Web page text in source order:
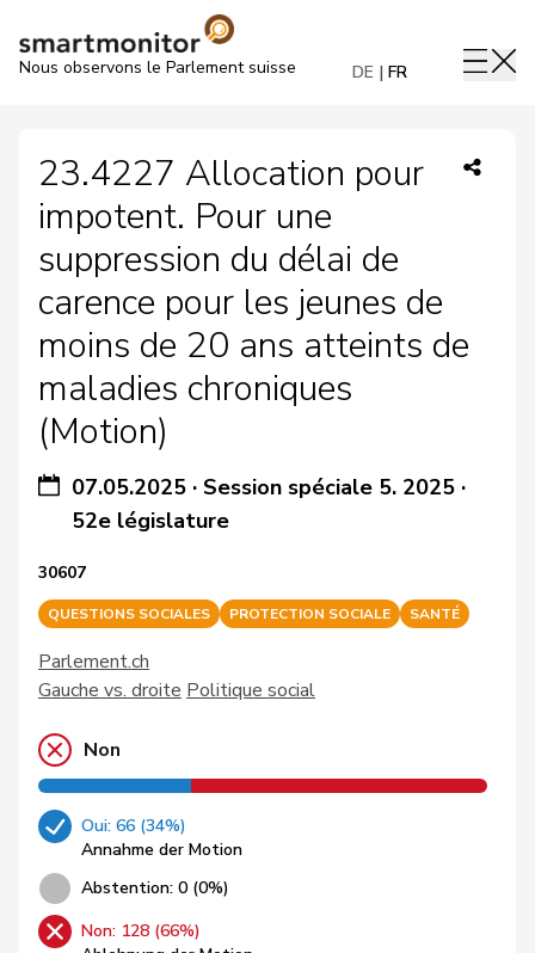
Nous observons le Parlement suisse DE FR
23.4227 Allocation pour
impotent. Pour une
suppression du délai de
carence pour les jeunes de
moins de 20 ans atteints de
maladies chroniques
(Motion)
07.05.2025· Session spéciale 5. 2025·
52e législature
30607
QUESTIONS SOCIALES PROTECTION SOCIALE SANTÉ
Parlement.ch
Gauche vs. droite Politique social
Non
Oui: 66 (34%)
Annahme der Motion
Abstention: 0 (0%)
Non: 128 (66%)